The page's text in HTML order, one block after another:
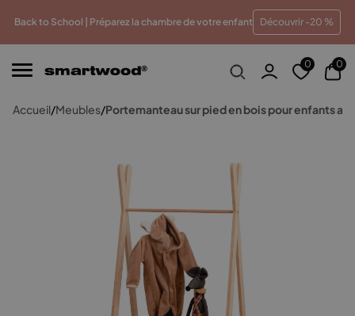
Back to School | Préparez la chambre de votre enfant Découvrir -20 %
prix Paiements en plusieurs fois sans frais
0 0
Accueil/Meubles/Portemanteau sur pied en bois pour enfants